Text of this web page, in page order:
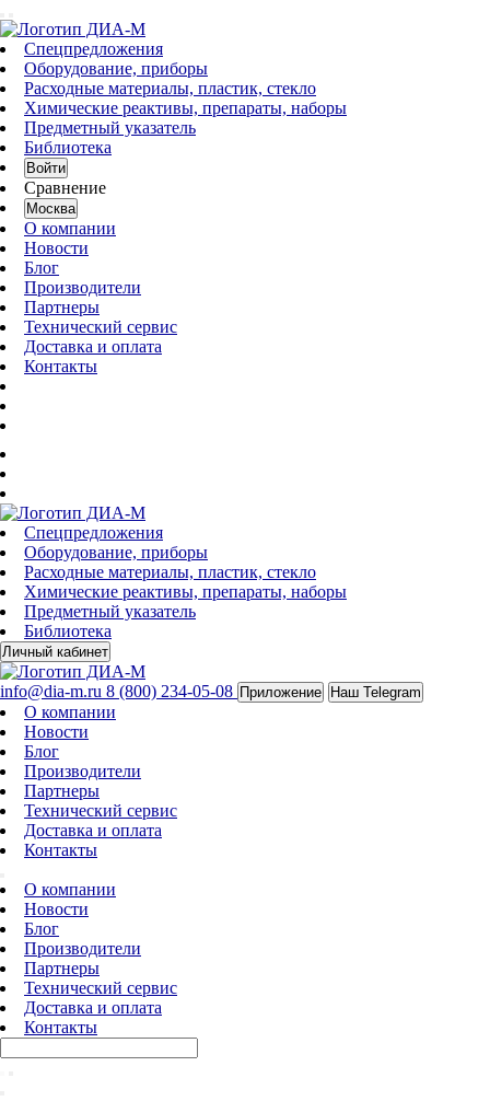
Спецпредложения
Оборудование, приборы
Расходные материалы, пластик, стекло
Химические реактивы, препараты, наборы
Предметный указатель
Библиотека
Войти
Сравнение
Москва
О компании
Новости
Блог
Производители
Партнеры
Технический сервис
Доставка и оплата
Контакты
Спецпредложения
Оборудование, приборы
Расходные материалы, пластик, стекло
Химические реактивы, препараты, наборы
Предметный указатель
Библиотека
Личный кабинет
info@dia-m.ru 8 (800) 234-05-08 Приложение Наш Telegram
О компании
Новости
Блог
Производители
Партнеры
Технический сервис
Доставка и оплата
Контакты
О компании
Новости
Блог
Производители
Партнеры
Технический сервис
Доставка и оплата
Контакты